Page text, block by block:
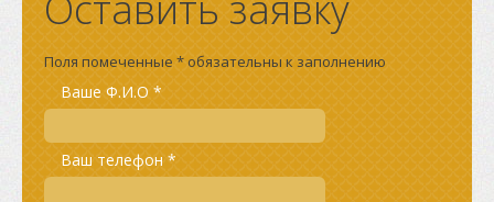
Поля помеченные * обязательны к заполнению
Ваше Ф.И.О *
Ваш телефон *